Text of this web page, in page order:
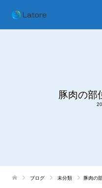
豚肉の部
ブログ 未分類 豚肉の